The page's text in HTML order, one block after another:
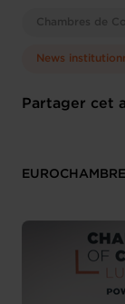
Chambres de
News
Partager cet